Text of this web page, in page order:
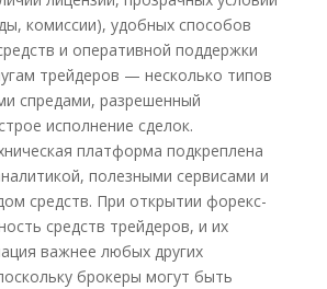
комиссии), удобных способов
и оперативной поддержки
трейдеров — несколько типов
спредами, разрешенный
исполнение сделок.
платформа подкреплена
полезными сервисами и
средств. При открытии форекс-
средств трейдеров, и их
важнее любых других
брокеры могут быть